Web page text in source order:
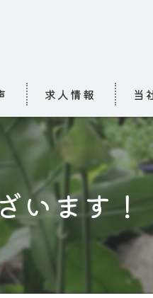
求人情報 当
求人
介護
高齢
小規
お泊
います！